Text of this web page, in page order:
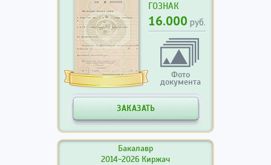
ГОЗНАК
16.000 руб.
Фото
документа
ЗАКАЗАТЬ
Бакалавр
2014-2026 Киржач